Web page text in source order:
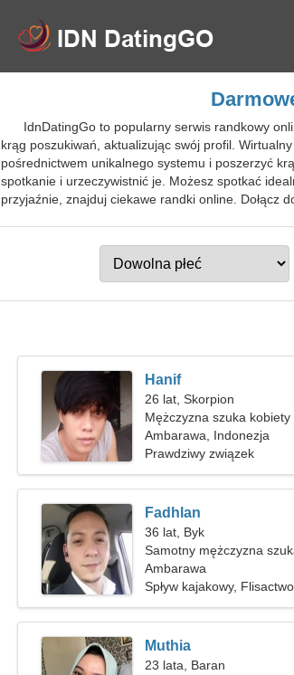
IdnDatingGo to popularny serwis randkowy
krąg poszukiwań, aktualizując swój profil.
pośrednictwem unikalnego systemu i poszerzyć
spotkanie i urzeczywistnić je. Możesz spotkać
przyjaźnie, znajduj ciekawe randki online. Dołącz
Hanif
26 lat, Skorpion
Mężczyzna szuka kobiety
Ambarawa, Indonezja
Prawdziwy związek
Fadhlan
36 lat, Byk
Samotny mężczyzna
Ambarawa
Spływ kajakowy, Flisactwo
Muthia
23 lata, Baran